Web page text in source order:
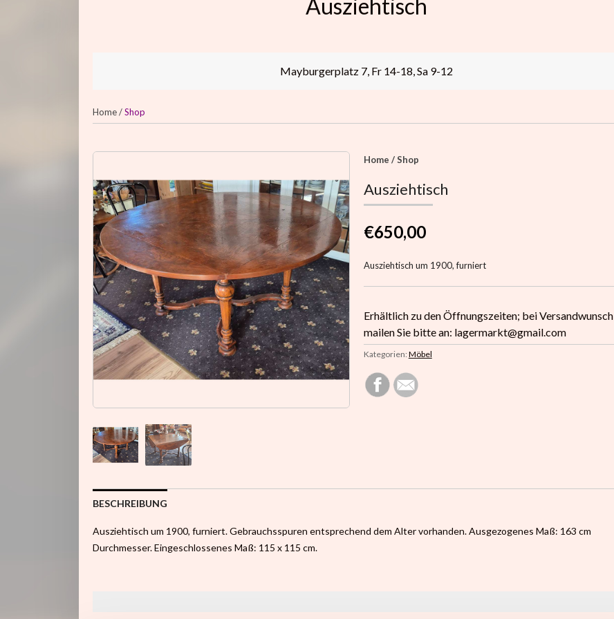
Ausziehtisch
Mayburgerplatz 7, Fr 14-18, Sa 9-12
Home/Shop
Home /Shop
Ausziehtisch
€650,00
Ausziehtisch um 1900, furniert
Erhältlich zu den Öffnungszeiten; bei Versandwunsch
mailen Sie bitte an: lagermarkt@gmail.com
Kategorien: Möbel
BESCHREIBUNG
Ausziehtisch um 1900, furniert. Gebrauchsspuren entsprechend dem Alter vorhanden. Ausgezogenes Maß: 163 cm
Durchmesser. Eingeschlossenes Maß: 115 x 115 cm.